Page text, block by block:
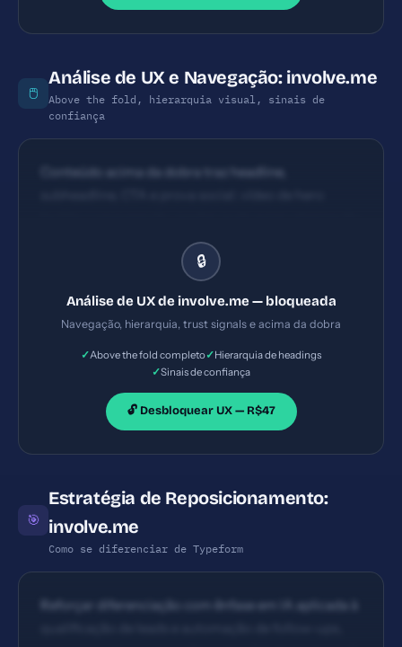
🖱️
Análise de UX e Navegação: involve.me
Above the fold, hierarquia visual, sinais de
confiança
Conteúdo acima da dobra traz headline,
de tempo de carregamento Hierarquia visual com
título, subtítulo e CTA clara; presença de prova
porém a primeira dobra pode estar carregando
muitos elementos visuais
🔒
Análise de UX de involve.me — bloqueada
Navegação, hierarquia, trust signals e acima da dobra
✓Above the fold completo✓Hierarquia de headings
✓Sinais de confiança
🔓 Desbloquear UX — R$47
🎯
Estratégia de Reposicionamento:
involve.me
Como se diferenciar de Typeform
Reforçar diferenciação com ênfase em IA aplicada à